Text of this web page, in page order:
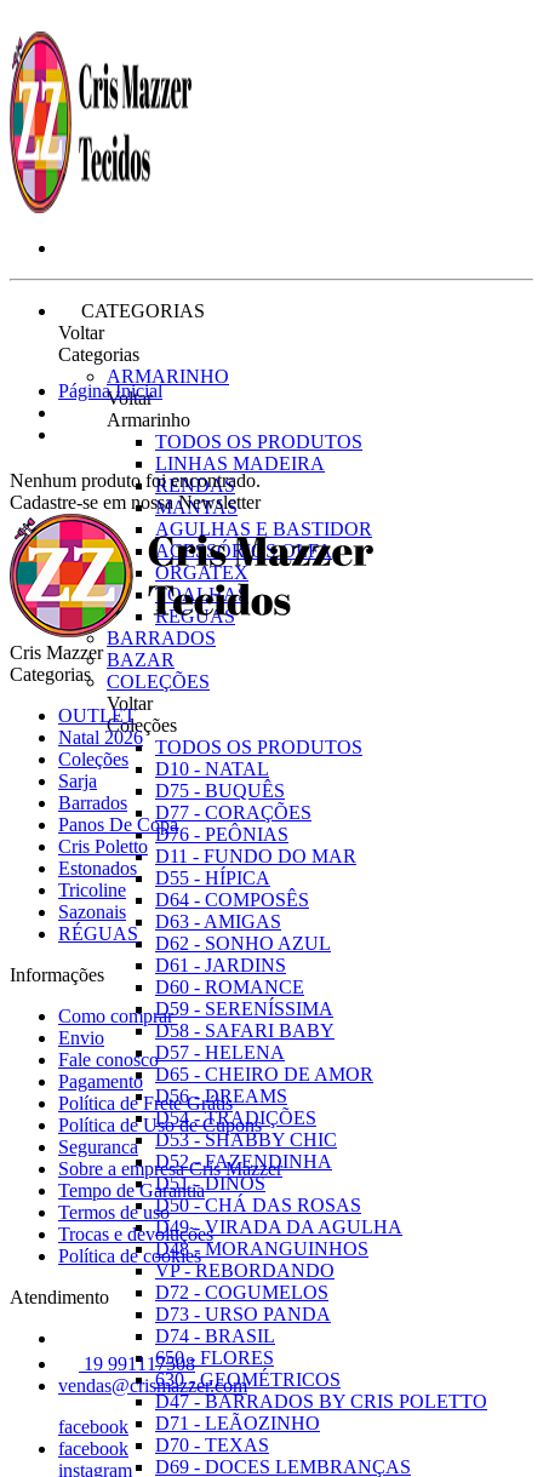
CATEGORIAS
Voltar
Categorias
ARMARINHO
Voltar
Armarinho
TODOS OS PRODUTOS
LINHAS MADEIRA
RENDAS
MANTAS
AGULHAS E BASTIDOR
ACESSÓRIOS OLFA
ORGATEX
TOALHAS
RÉGUAS
BARRADOS
BAZAR
COLEÇÕES
Voltar
Coleções
TODOS OS PRODUTOS
D10 - NATAL
D75 - BUQUÊS
D77 - CORAÇÕES
D76 - PEÔNIAS
D11 - FUNDO DO MAR
D55 - HÍPICA
D64 - COMPOSÊS
D63 - AMIGAS
D62 - SONHO AZUL
D61 - JARDINS
D60 - ROMANCE
D59 - SERENÍSSIMA
D58 - SAFARI BABY
D57 - HELENA
D65 - CHEIRO DE AMOR
D56 - DREAMS
D54 - TRADIÇÕES
D53 - SHABBY CHIC
D52 - FAZENDINHA
D51 - DINOS
D50 - CHÁ DAS ROSAS
D49 - VIRADA DA AGULHA
D48 - MORANGUINHOS
VP - REBORDANDO
D72 - COGUMELOS
D73 - URSO PANDA
D74 - BRASIL
650 - FLORES
630 - GEOMÉTRICOS
D47 - BARRADOS BY CRIS POLETTO
D71 - LEÃOZINHO
D70 - TEXAS
D69 - DOCES LEMBRANÇAS
Página Inicial
Nenhum produto foi encontrado.
Cadastre-se em nossa Newsletter
Cris Mazzer
Categorias
OUTLET
Natal 2026
Coleções
Sarja
Barrados
Panos De Copa
Cris Poletto
Estonados
Tricoline
Sazonais
RÉGUAS
Informações
Como comprar
Envio
Fale conosco
Pagamento
Política de Frete Grátis
Política de Uso de Cupons
Seguranca
Sobre a empresa Cris Mazzer
Tempo de Garantia
Termos de uso
Trocas e devoluções
Política de cookies
Atendimento
19 991117508
vendas@crismazzer.com
facebook
facebook
instagram